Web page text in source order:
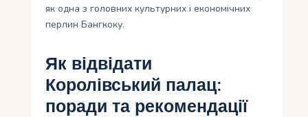
як одна з головних культурних і економічних
перлин Бангкоку.
Як відвідати
Королівський палац:
поради та рекомендації